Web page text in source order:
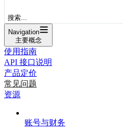
搜索...
Navigation
主要概念
使用指南
API 接口说明
产品定价
常见问题
资源
账号与财务